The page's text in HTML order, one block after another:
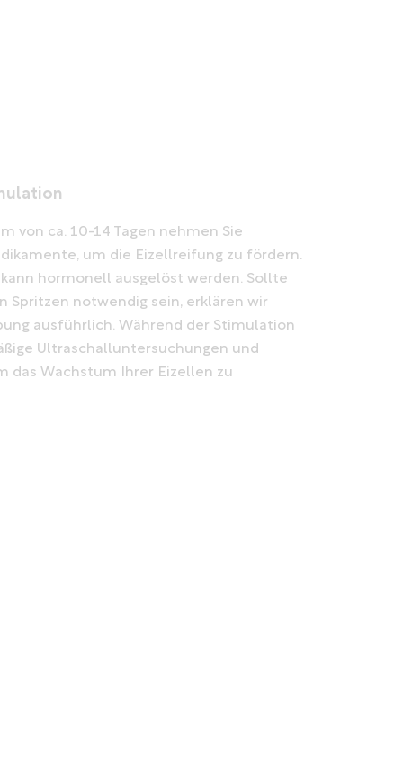
von ca. 10-14 Tagen nehmen Sie
um die Eizellreifung zu fördern.
hormonell ausgelöst werden. Sollte
Spritzen notwendig sein, erklären wir
ausführlich. Während der Stimulation
Ultraschalluntersuchungen und
das Wachstum Ihrer Eizellen zu